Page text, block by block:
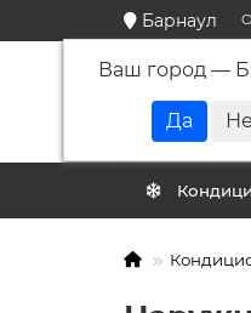
Барнаул
Ваш город —